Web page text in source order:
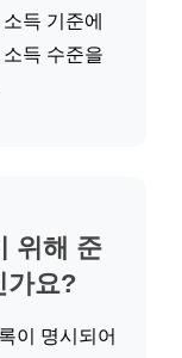
득 기준에
득 수준을
위해 준
가요?
이 명시되어